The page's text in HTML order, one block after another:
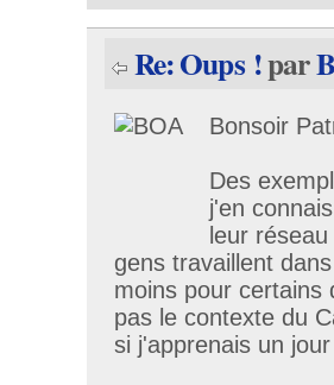
Re: Oups !par
Bonsoir
Des
j'en
leur
gens travaillent
moins pour certains
pas le contexte du
si j'apprenais un